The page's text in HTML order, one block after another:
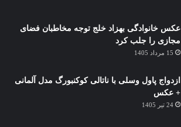
عکس خانوادگی بهزاد خلج توجه مخاطبان فضای
مجازی را جلب کرد
15 مرداد 1405
ازدواج پاول وسلی با ناتالی کوکنبورگ مدل آلمانی
+ عکس
24 تیر 1405